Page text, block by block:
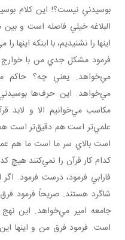
بوسيدني نيست؟! اين کلام
البلاغه خيلي فاصله است و
اينها را نشنيديم، با اينکه اينها
فرمود مشکل جدي من با
مي‌خواهد. يعني چه؟ حاکم
مي‌خواهد. اين حرف‌ها
مکاسب مي‌خوانيم الا و لابد
علمي‌تر است هم دقيق‌تر است
است بالاي سر ما است ما هم
کدام کار قرآن را نمي‌کنند هيچ
فارابي فرمود، درست فرمود. اگر
شاگرد هستند. صريحاً فرمود
جامعه امير مي‌خواهد. اين
است. فرمود فرق من و اينها